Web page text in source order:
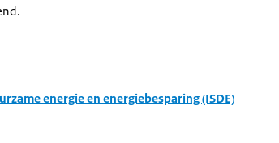
energie en energiebesparing (ISDE)